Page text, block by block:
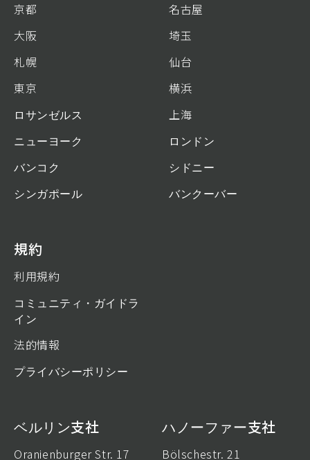
京都
名古屋
大阪
埼玉
札幌
仙台
東京
横浜
ロサンゼルス
上海
ニューヨーク
ロンドン
バンコク
シドニー
シンガポール
バンクーバー
規約
利用規約
コミュニティ・ガイドラ
イン
法的情報
プライバシーポリシー
ベルリン支社
Oranienburger Str. 17
ハノーファー支社
Bölschestr. 21